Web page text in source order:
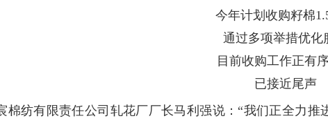
今年计划收购籽棉
通过多项举措优化
目前收购工作正有
已接近尾声
棉纺有限责任公司轧花厂厂长马利强说：“我们正全力